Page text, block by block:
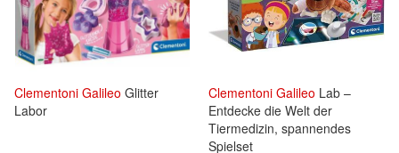
Clementoni Galileo Glitter
Labor
Clementoni Galileo Lab –
Entdecke die Welt der
Tiermedizin, spannendes
Spielset